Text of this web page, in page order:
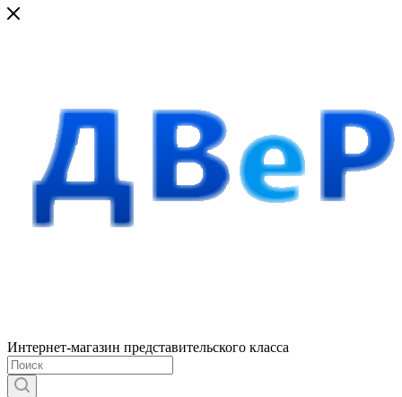
Интернет-магазин представительского класса